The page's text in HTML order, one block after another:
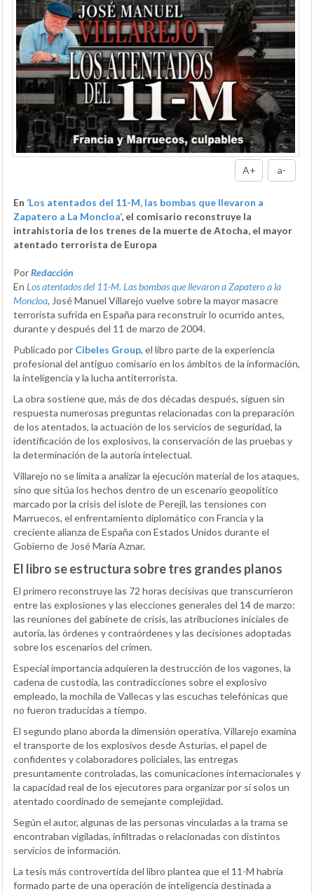
A+ a-
En ‘Los atentados del 11-M, las bombas que llevaron a
Zapatero a La Moncloa’, el comisario reconstruye la
intrahistoria de los trenes de la muerte de Atocha, el mayor
atentado terrorista de Europa
PorRedacción
En Los atentados del 11-M. Las bombas que llevaron a Zapatero a la
Moncloa, José Manuel Villarejo vuelve sobre la mayor masacre
terrorista sufrida en España para reconstruir lo ocurrido antes,
durante y después del 11 de marzo de 2004.
Publicado por Cibeles Group, el libro parte de la experiencia
profesional del antiguo comisario en los ámbitos de la información,
la inteligencia y la lucha antiterrorista.
La obra sostiene que, más de dos décadas después, siguen sin
respuesta numerosas preguntas relacionadas con la preparación
de los atentados, la actuación de los servicios de seguridad, la
identificación de los explosivos, la conservación de las pruebas y
la determinación de la autoría intelectual.
Villarejo no se limita a analizar la ejecución material de los ataques,
sino que sitúa los hechos dentro de un escenario geopolítico
marcado por la crisis del islote de Perejil, las tensiones con
Marruecos, el enfrentamiento diplomático con Francia y la
creciente alianza de España con Estados Unidos durante el
Gobierno de José María Aznar.
El libro se estructura sobre tres grandes planos
El primero reconstruye las 72 horas decisivas que transcurrieron
entre las explosiones y las elecciones generales del 14 de marzo:
las reuniones del gabinete de crisis, las atribuciones iniciales de
autoría, las órdenes y contraórdenes y las decisiones adoptadas
sobre los escenarios del crimen.
Especial importancia adquieren la destrucción de los vagones, la
cadena de custodia, las contradicciones sobre el explosivo
empleado, la mochila de Vallecas y las escuchas telefónicas que
no fueron traducidas a tiempo.
El segundo plano aborda la dimensión operativa. Villarejo examina
el transporte de los explosivos desde Asturias, el papel de
confidentes y colaboradores policiales, las entregas
presuntamente controladas, las comunicaciones internacionales y
la capacidad real de los ejecutores para organizar por sí solos un
atentado coordinado de semejante complejidad.
Según el autor, algunas de las personas vinculadas a la trama se
encontraban vigiladas, infiltradas o relacionadas con distintos
servicios de información.
La tesis más controvertida del libro plantea que el 11-M habría
formado parte de una operación de inteligencia destinada a